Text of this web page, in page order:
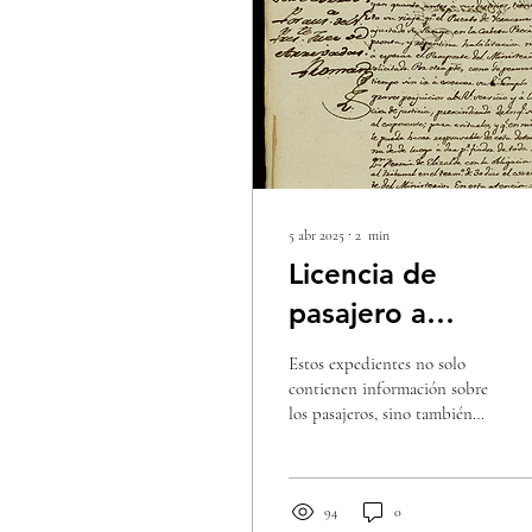
5 abr 2025 ∙ 2 min
Licencia de
pasajero a
Veracruz, de José
Ignacio de
Berasueta,
gobernador de
Puebla.
Estos expedientes no solo
contienen información sobre
los pasajeros, sino también
94 0